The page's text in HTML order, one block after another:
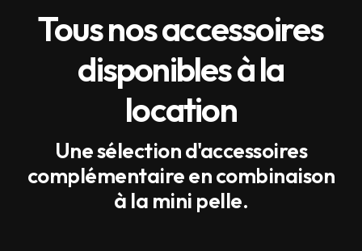
Tous nos accessoires
disponibles à la
location
Une sélection d'accessoires
complémentaire en combinaison
à la mini pelle.